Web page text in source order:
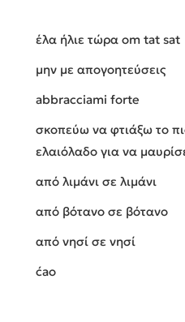
έλα ήλιε τώρα om tat sat
μην με απογοητεύσεις
abbracciami forte
σκοπεύω να φτιάξω το
ελαιόλαδο για να
από λιμάνι σε λιμάνι
από βότανο σε βότανο
από νησί σε νησί
ćao